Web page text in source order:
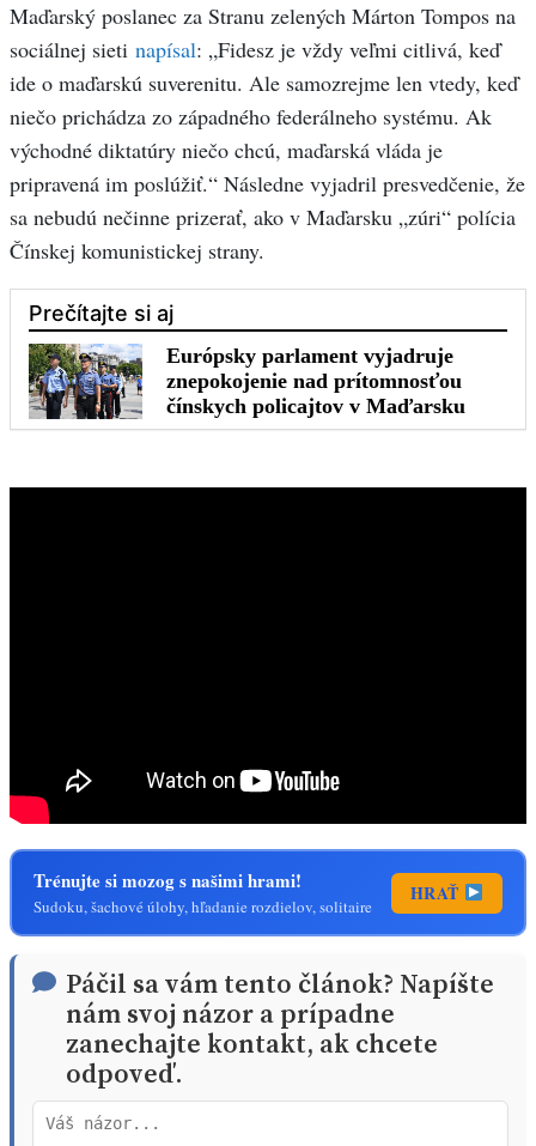
Maďarský poslanec za Stranu zelených Márton Tompos na
sociálnej sieti napísal: „Fidesz je vždy veľmi citlivá, keď
ide o maďarskú suverenitu. Ale samozrejme len vtedy, keď
niečo prichádza zo západného federálneho systému. Ak
východné diktatúry niečo chcú, maďarská vláda je
pripravená im poslúžiť.“ Následne vyjadril presvedčenie, že
sa nebudú nečinne prizerať, ako v Maďarsku „zúri“ polícia
Čínskej komunistickej strany.
Trénujte si mozog s našimi hrami!
Sudoku, šachové úlohy, hľadanie rozdielov, solitaire
HRAŤ
Páčil sa vám tento článok? Napíšte
nám svoj názor a prípadne
zanechajte kontakt, ak chcete
odpoveď.